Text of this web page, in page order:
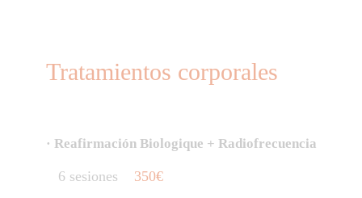
Tratamientos corporales
· Reafirmación Biologique + Radiofrecuencia
6 sesiones
350€